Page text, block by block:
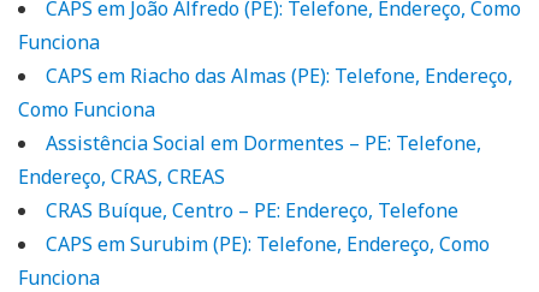
CAPS em João Alfredo (PE): Telefone, Endereço, Como
Funciona
CAPS em Riacho das Almas (PE): Telefone, Endereço,
Como Funciona
Assistência Social em Dormentes – PE: Telefone,
Endereço, CRAS, CREAS
CRAS Buíque, Centro – PE: Endereço, Telefone
CAPS em Surubim (PE): Telefone, Endereço, Como
Funciona